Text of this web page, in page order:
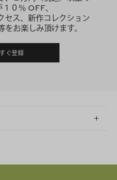
０％ OFF、
セス、新作コレクション
お楽しみ頂けます。
ぐ登録